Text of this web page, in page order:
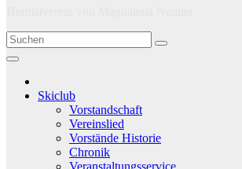
Skiclub
Vorstandschaft
Vereinslied
Vorstände Historie
Chronik
Veranstaltungsservice